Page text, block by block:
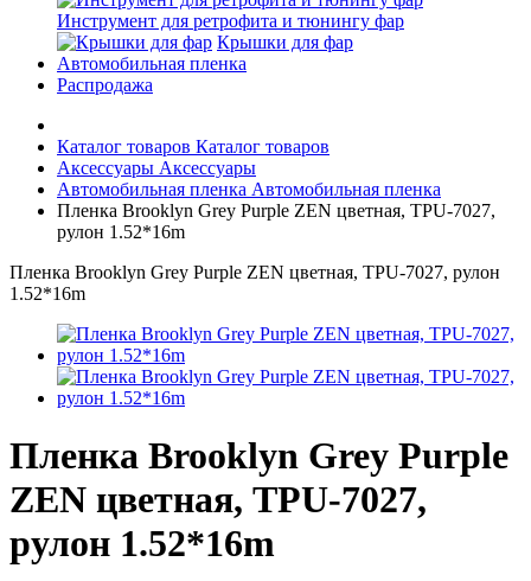
Инструмент для ретрофита и тюнингу фар
Крышки для фар
Автомобильная пленка
Распродажа
Каталог товаров Каталог товаров
Аксессуары Аксессуары
Автомобильная пленка Автомобильная пленка
Пленка Brooklyn Grey Purple ZEN цветная, TPU-7027,
рулон 1.52*16m
Пленка Brooklyn Grey Purple ZEN цветная, TPU-7027, рулон
1.52*16m
Пленка Brooklyn Grey Purple
ZEN цветная, TPU-7027,
рулон 1.52*16m